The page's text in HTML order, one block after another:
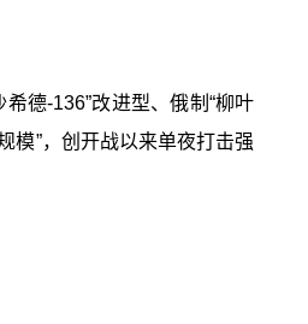
德-136”改进型、俄制“柳叶
模”，创开战以来单夜打击强